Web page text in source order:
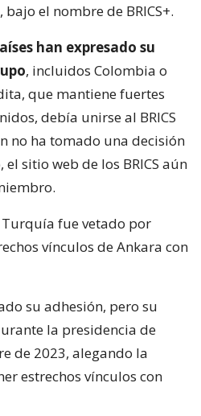
el nombre de BRICS+.
han expresado su
, incluidos Colombia o
que mantiene fuertes
debía unirse al BRICS
no ha tomado una decisión
sitio web de los BRICS aún
fue vetado por
vínculos de Ankara con
su adhesión, pero su
la presidencia de
de 2023, alegando la
estrechos vínculos con